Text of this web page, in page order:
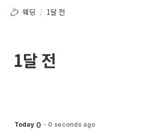
웨딩 / 1달 전
1달 전
Today 0 - 0 seconds ago